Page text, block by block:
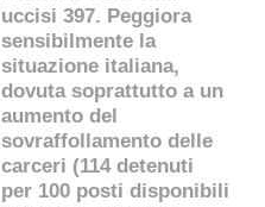
uccisi 397. Peggiora
sensibilmente la
situazione italiana,
dovuta soprattutto a un
aumento del
sovraffollamento delle
carceri (114 detenuti
per 100 posti disponibili